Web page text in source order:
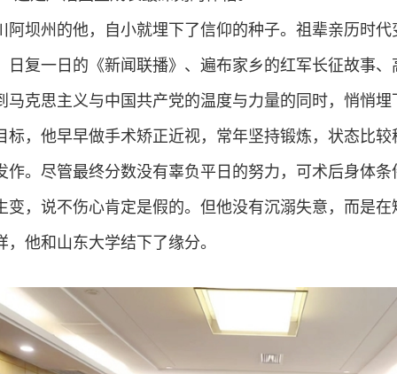
阿坝州的他，自小就埋下了信仰的种子。祖辈亲历时
日复一日的《新闻联播》、遍布家乡的红军长征故事
马克思主义与中国共产党的温度与力量的同时，悄悄
标，他早早做手术矫正近视，常年坚持锻炼，状态比
作。尽管最终分数没有辜负平日的努力，可术后身体
变，说不伤心肯定是假的。但他没有沉溺失意，而是
，他和山东大学结下了缘分。